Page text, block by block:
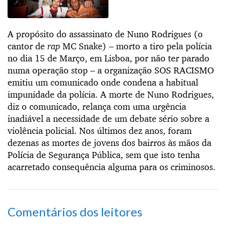
A propósito do assassinato de Nuno Rodrigues (o
cantor de rap MC Snake) – morto a tiro pela polícia
no dia 15 de Março, em Lisboa, por não ter parado
numa operação stop – a organização SOS RACISMO
emitiu um comunicado onde condena a habitual
impunidade da polícia. A morte de Nuno Rodrigues,
diz o comunicado, relança com uma urgência
inadiável a necessidade de um debate sério sobre a
violência policial. Nos últimos dez anos, foram
dezenas as mortes de jovens dos bairros às mãos da
Polícia de Segurança Pública, sem que isto tenha
acarretado consequência alguma para os criminosos.
Comentários dos leitores